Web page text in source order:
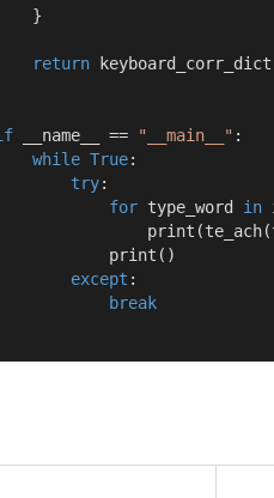
}
return
__name__ == "__main__" :
while True:
try:
for type_word in
print()
except :
break